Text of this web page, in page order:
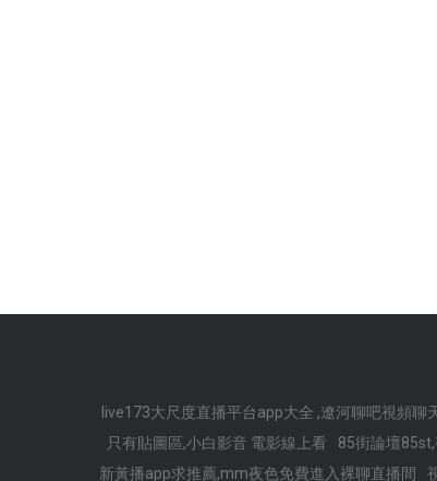
live173大尺度直播平台app大全 ,遼河聊吧視頻聊
只有貼圖區,小白影音 電影線上看
85街論壇
新黃播app求推薦,mm夜色免費進入裸聊直播間